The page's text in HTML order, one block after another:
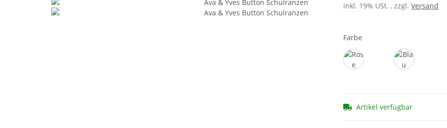
inkl. 19% USt. , zzgl. Versand
Farbe
Artikel verfügbar